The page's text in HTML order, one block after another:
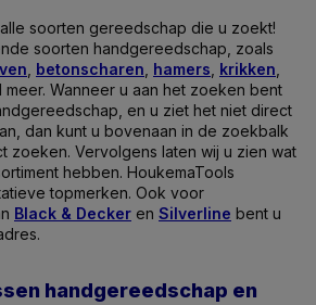
soorten gereedschap die u zoekt!
soorten handgereedschap, zoals
betonscharen hamers krikken
meer. Wanneer u aan het zoeken bent
en u ziet het niet direct
dan kunt u bovenaan in de zoekbalk
zoeken. Vervolgens laten wij u zien wat
hebben. HoukemaTools
topmerken. Ook voor
Black & Decker en Silverline bent u
handgereedschap en